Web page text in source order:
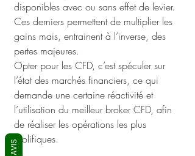
disponibles avec ou sans effet de levier.
Ces derniers permettent de multiplier les
gains mais, entrainent à l’inverse, des
pertes majeures.
Opter pour les CFD, c’est spéculer sur
l’état des marchés financiers, ce qui
demande une certaine réactivité et
l’utilisation du meilleur broker CFD, afin
de réaliser les opérations les plus
prolifiques.
AVIS